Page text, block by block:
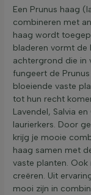
Een Prunus haag
combineren met
haag wordt
bladeren vormt de
achtergrond die in
fungeert de
bloeiende vaste
tot hun recht
Lavendel, Salvia
laurierkers. Door
krijg je mooie
haag samen met
vaste planten.
creëren. Uit
mooi zijn in